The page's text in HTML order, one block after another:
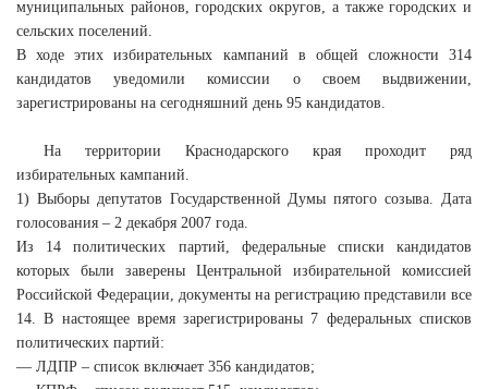
муниципальных районов, городских округов, а также городских и
сельских поселений.
В ходе этих избирательных кампаний в общей сложности 314
кандидатов уведомили комиссии о своем выдвижении,
зарегистрированы на сегодняшний день 95 кандидатов.
На территории Краснодарского края проходит ряд
избирательных кампаний.
1) Выборы депутатов Государственной Думы пятого созыва. Дата
голосования – 2 декабря 2007 года.
Из 14 политических партий, федеральные списки кандидатов
которых были заверены Центральной избирательной комиссией
Российской Федерации, документы на регистрацию представили все
14. В настоящее время зарегистрированы 7 федеральных списков
политических партий:
— ЛДПР – список включает 356 кандидатов;